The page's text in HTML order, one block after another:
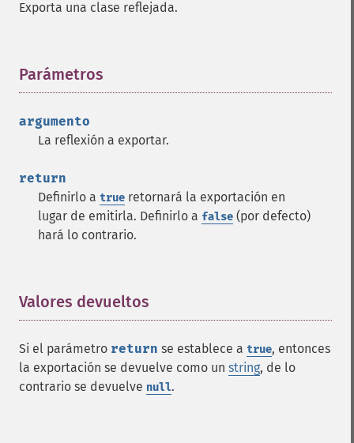
Exporta una clase reflejada.
Parámetros
argumento
La reflexión a exportar.
return
Definirlo a true retornará la exportación en
lugar de emitirla. Definirlo a false (por defecto)
hará lo contrario.
Valores devueltos
Si el parámetro return se establece a true, entonces
la exportación se devuelve como un string, de lo
contrario se devuelve null.